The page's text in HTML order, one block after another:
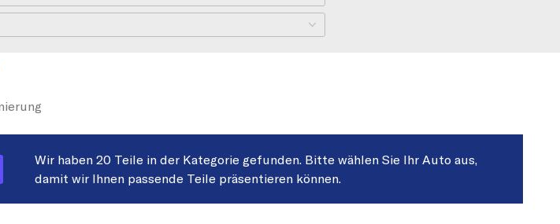
Wir haben 20 Teile in der Kategorie gefunden. Bitte wählen Sie Ihr Auto aus,
damit wir Ihnen passende Teile präsentieren können.